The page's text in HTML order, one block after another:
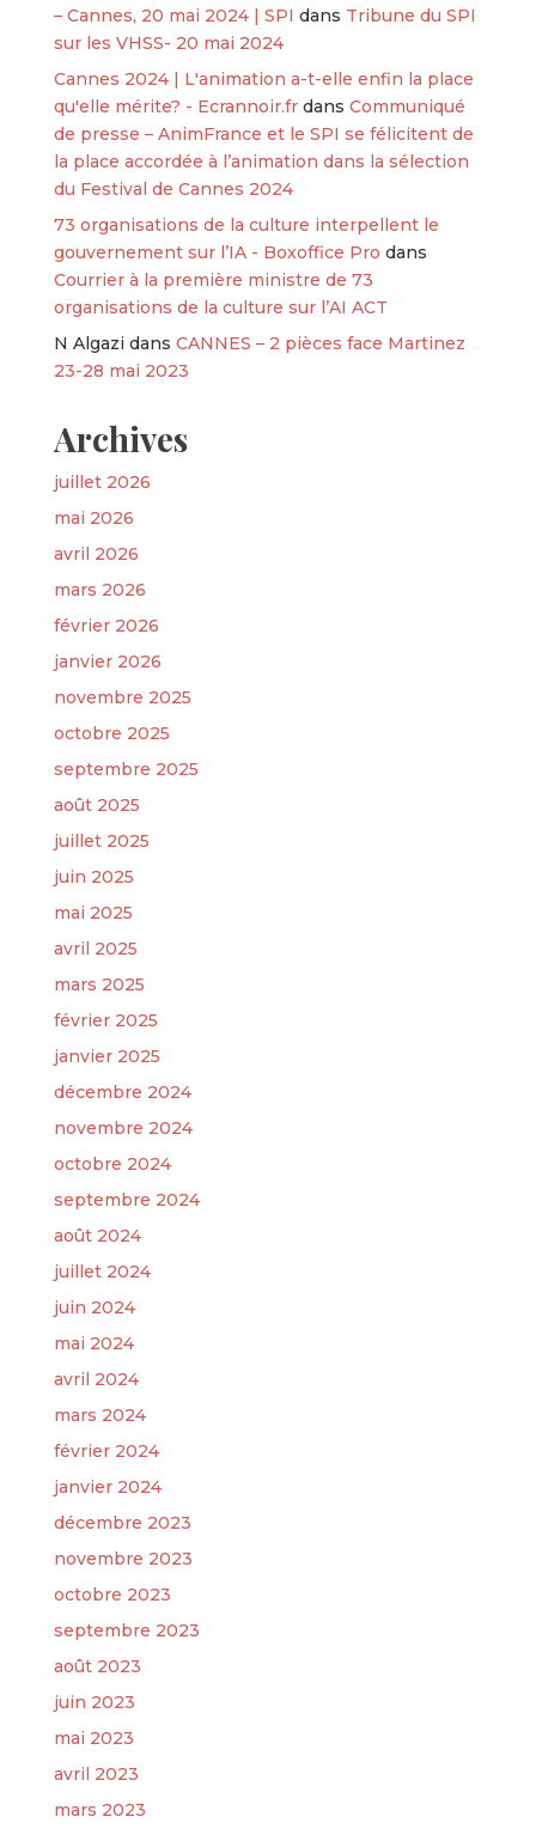
– Cannes, 20 mai 2024 | SPI dans Tribune du SPI
sur les VHSS- 20 mai 2024
Cannes 2024 | L'animation a-t-elle enfin la place
qu'elle mérite? - Ecrannoir.frdans Communiqué
de presse – AnimFrance et le SPI se félicitent de
la place accordée à l’animation dans la sélection
du Festival de Cannes 2024
73 organisations de la culture interpellent le
gouvernement sur l’IA - Boxoffice Pro dans
Courrier à la première ministre de 73
organisations de la culture sur l’AI ACT
N Algazi dans CANNES – 2 pièces face Martinez
23-28 mai 2023
Archives
juillet 2026
mai 2026
avril 2026
mars 2026
février 2026
janvier 2026
novembre 2025
octobre 2025
septembre 2025
août 2025
juillet 2025
juin 2025
mai 2025
avril 2025
mars 2025
février 2025
janvier 2025
décembre 2024
novembre 2024
octobre 2024
septembre 2024
août 2024
juillet 2024
juin 2024
mai 2024
avril 2024
mars 2024
février 2024
janvier 2024
décembre 2023
novembre 2023
octobre 2023
septembre 2023
août 2023
juin 2023
mai 2023
avril 2023
mars 2023